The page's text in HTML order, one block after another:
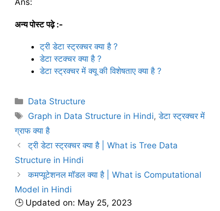
Ans:
अन्य पोस्ट पढ़े:-
ट्री डेटा स्ट्रक्चर क्या है ?
डेटा स्टक्चर क्या है ?
डेटा स्ट्रक्चर में क्यू की विशेषताए क्या है ?
C
a
e
g
o
r
i
e
Data Structure
T
a
s
Graph in Data Structure in Hindi,डेटा स्ट्रक्चर में
ग्राफ क्या है
ट्री डेटा स्ट्रक्चर क्या है | What is Tree Data
Structure in Hindi
कमप्यूटेशनल मॉडल क्या है | What is Computational
Model in Hindi
🕒 Updated on: May 25, 2023